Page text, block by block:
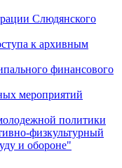
Слюдянского
к архивным
финансового
мероприятий
политики
физкультурный
и обороне"